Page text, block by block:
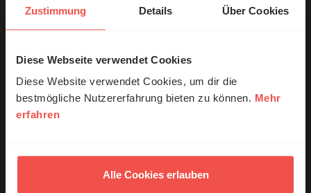
Zustimmung Details Über Cookies
Diese Webseite verwendet Cookies
Diese Website verwendet Cookies, um dir die
bestmögliche Nutzererfahrung bieten zu können. Mehr
erfahren
Alle Cookies erlauben
Ihr Kommentar
© Ruth Schneider / ERF